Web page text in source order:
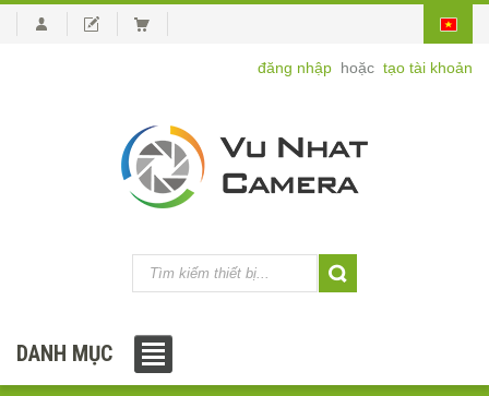
đăng nhập hoặc tạo tài khoản
DANH MỤC